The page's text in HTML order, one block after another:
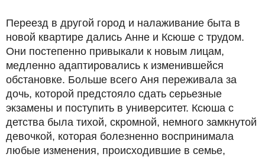
Переезд в другой город и налаживание быта в
новой квартире дались Анне и Ксюше с трудом.
Они постепенно привыкали к новым лицам,
медленно адаптировались к изменившейся
обстановке. Больше всего Аня переживала за
дочь, которой предстояло сдать серьезные
экзамены и поступить в университет. Ксюша с
детства была тихой, скромной, немного замкнутой
девочкой, которая болезненно воспринимала
любые изменения, происходившие в семье,